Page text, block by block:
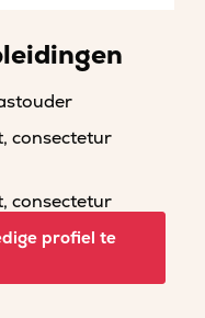
consectetur
consectetur
consectetur
profiel te